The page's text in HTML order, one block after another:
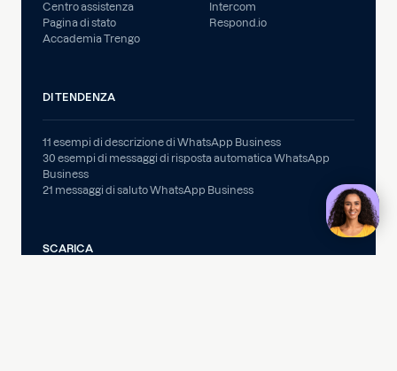
Centro assistenza
Pagina di stato
Accademia Trengo
Intercom
Respond.io
DI TENDENZA
11 esempi di descrizione di WhatsApp Business
30 esempi di messaggi di risposta automatica WhatsApp
Business
21 messaggi di saluto WhatsApp Business
SCARICA